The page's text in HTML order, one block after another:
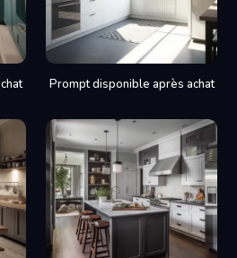
Prompt disponible après achat